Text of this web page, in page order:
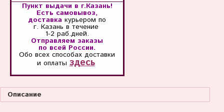
Пункт выдачи в г.Казань!
Есть самовывоз,
доставка курьером по
г. Казань в течение
1-2 раб.дней.
Отправляем заказы
по всей России.
Обо всех способахдоставки
и оплаты здесь
Описание